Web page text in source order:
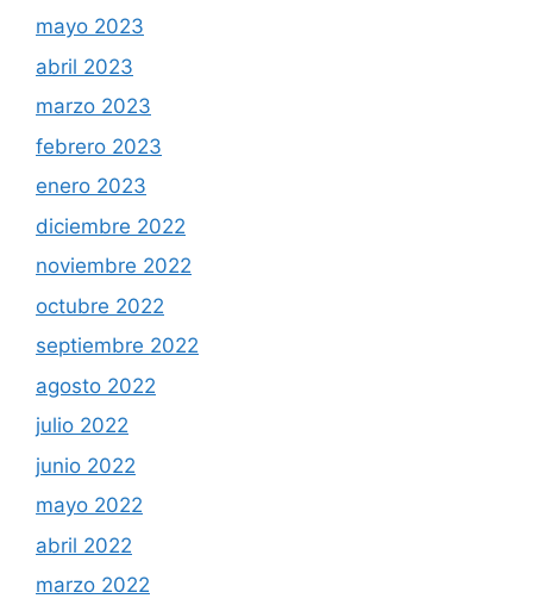
mayo 2023
abril 2023
marzo 2023
febrero 2023
enero 2023
diciembre 2022
noviembre 2022
octubre 2022
septiembre 2022
agosto 2022
julio 2022
junio 2022
mayo 2022
abril 2022
marzo 2022